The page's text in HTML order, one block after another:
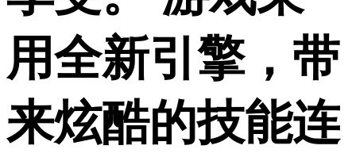
用全新引擎，带
来炫酷的技能连